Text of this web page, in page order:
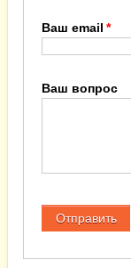
Ваш email
Ваш вопрос